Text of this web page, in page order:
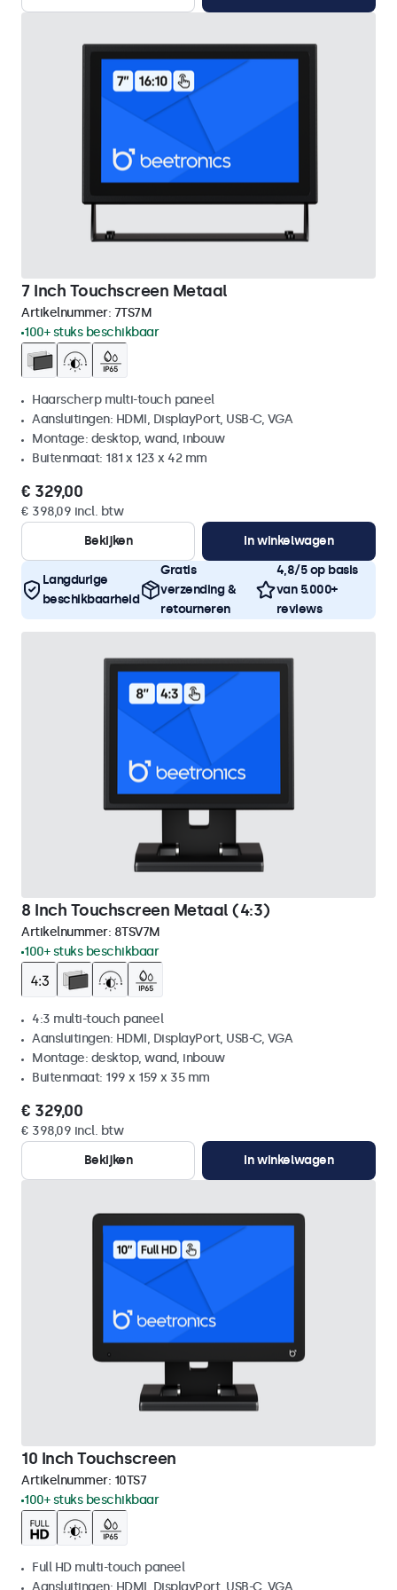
7 Inch Touchscreen Metaal
Artikelnummer: 7TS7M
100+ stuks beschikbaar
Haarscherp multi-touch paneel
Aansluitingen: HDMI, DisplayPort, USB-C, VGA
Montage: desktop, wand, inbouw
Buitenmaat: 181 x 123 x 42 mm
€ 329,00
€ 398,09 incl. btw
Bekijken
In winkelwagen
Langdurige
beschikbaarheid
Gratis
verzending &
retourneren
4,8/5 op basis
van 5.000+
reviews
8 Inch Touchscreen Metaal (4:3)
Artikelnummer: 8TSV7M
100+ stuks beschikbaar
4:3 multi-touch paneel
Aansluitingen: HDMI, DisplayPort, USB-C, VGA
Montage: desktop, wand, inbouw
Buitenmaat: 199 x 159 x 35 mm
€ 329,00
€ 398,09 incl. btw
Bekijken
In winkelwagen
10 Inch Touchscreen
Artikelnummer: 10TS7
100+ stuks beschikbaar
Full HD multi-touch paneel
Aansluitingen: HDMI, DisplayPort, USB-C, VGA